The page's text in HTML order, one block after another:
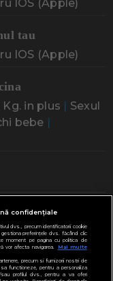
IOS (Apple)
tau
IOS (Apple)
Kg. in plus | Sexul
bebe |
cu sarcina
Bebe plange
cu nevoi speciale
confidențiale
dvs., precum identificatorii cookie
preferințele dvs. făcând clic
moment pe pagina cu politica de
vor afecta navigarea.
Mai multe
precum si furnizorii nostri de
functioneze, pentru a personaliza
sau profilul dvs., pentru a va oferi